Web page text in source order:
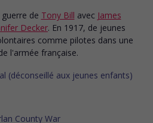
de Tony Bill avec James
Decker. En 1917, de jeunes
comme pilotes dans une
l'armée française.